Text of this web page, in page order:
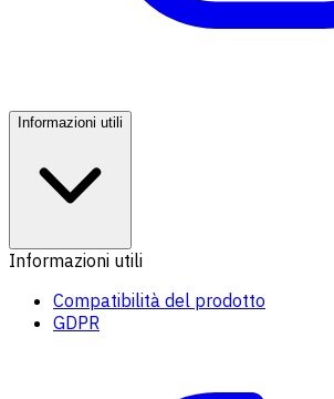
Informazioni utili
Informazioni utili
Compatibilità del prodotto
GDPR